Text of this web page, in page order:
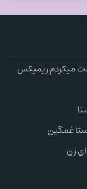
میکردم ریمیکس
غمگین
زن